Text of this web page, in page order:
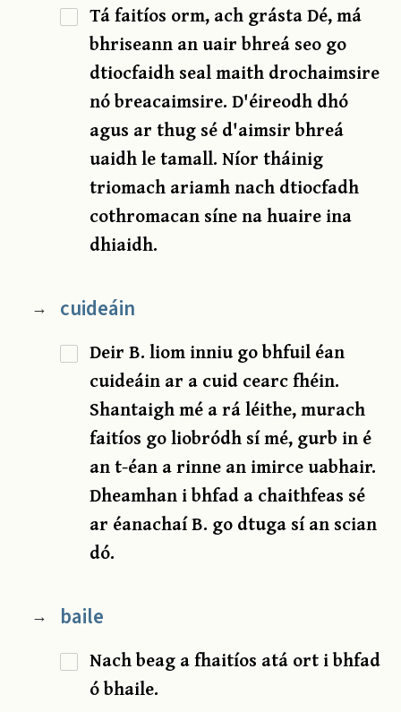
Tá faitíos orm, ach grásta Dé, má
bhriseann an uair bhreá seo go
dtiocfaidh seal maith drochaimsire
nó breacaimsire. D'éireodh dhó
agus ar thug sé d'aimsir bhreá
uaidh le tamall. Níor tháinig
triomach ariamh nach dtiocfadh
cothromacan síne na huaire ina
dhiaidh.
→ cuideáin
Deir B. liom inniu go bhfuil éan
cuideáin ar a cuid cearc fhéin.
Shantaigh mé a rá léithe, murach
faitíos go liobródh sí mé, gurb in é
an t-éan a rinne an imirce uabhair.
Dheamhan i bhfad a chaithfeas sé
ar éanachaí B. go dtuga sí an scian
dó.
→ baile
Nach beag a fhaitíos atá ort i bhfad
ó bhaile.